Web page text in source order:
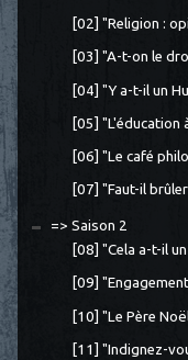
[02] "Religion :
[03] "A-t-on le
[04] "Y a-t-il un
[05] "L'éducation
[06] "Le café
[07] "Faut-il
=> Saison 2
[08] "Cela a-t-il
[09]
[10] "Le Père
[11] "Indignez-